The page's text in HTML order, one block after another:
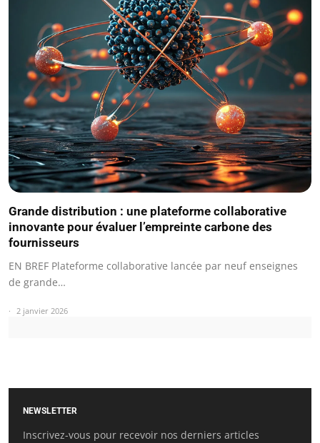
Grande distribution : une plateforme collaborative
innovante pour évaluer l’empreinte carbone des
fournisseurs
EN BREF Plateforme collaborative lancée par neuf enseignes
de grande…
2 janvier 2026
NEWSLETTER
Inscrivez-vous pour recevoir nos derniers articles